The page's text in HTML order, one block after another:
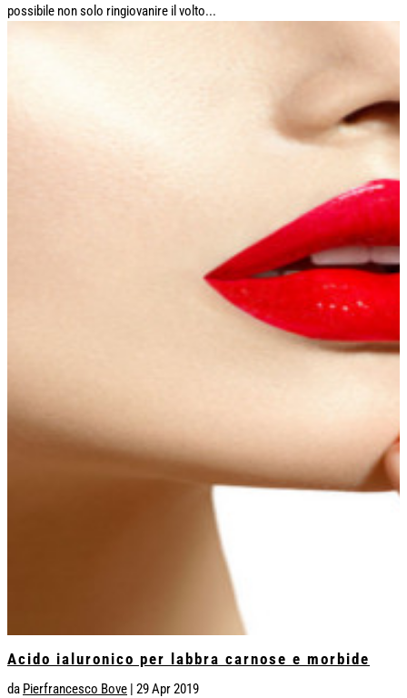
possibile non solo ringiovanire il volto...
Acido ialuronico per labbra carnose e morbide
da Pierfrancesco Bove | 29 Apr 2019